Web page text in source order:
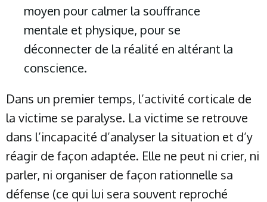
moyen pour calmer la souffrance
mentale et physique, pour se
déconnecter de la réalité en altérant la
conscience.
Dans un premier temps, l’activité corticale de
la victime se paralyse. La victime se retrouve
dans l’incapacité d’analyser la situation et d’y
réagir de façon adaptée. Elle ne peut ni crier, ni
parler, ni organiser de façon rationnelle sa
défense (ce qui lui sera souvent reproché